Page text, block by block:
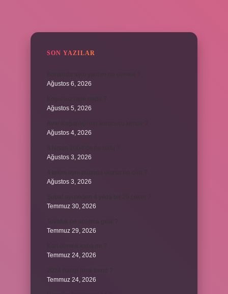
SON YAZILAR
Ağustos 6, 2026
Ağustos 5, 2026
Ağustos 4, 2026
Ağustos 3, 2026
Ağustos 3, 2026
Temmuz 30, 2026
Temmuz 29, 2026
Temmuz 24, 2026
Temmuz 24, 2026